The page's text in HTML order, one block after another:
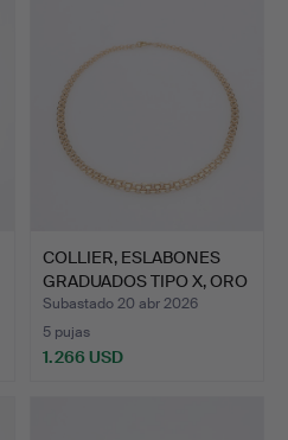
COLLIER, ESLABONES
GRADUADOS TIPO X, ORO
D…
Subastado 20 abr 2026
5 pujas
1.266 USD